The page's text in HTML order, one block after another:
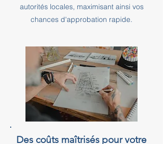
autorités locales, maximisant ainsi vos
chances d'approbation rapide.
Des coûts maîtrisés pour votre